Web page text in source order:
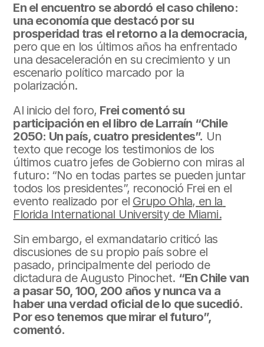
En el encuentro se abordó el caso chileno:
una economía que destacó por su
prosperidad tras el retorno a la democracia,
pero que en los últimos años ha enfrentado
una desaceleración en su crecimiento y un
escenario político marcado por la
polarización.
Al inicio del foro, Frei comentó su
participación en el libro de Larraín “Chile
2050: Un país, cuatro presidentes”. Un
texto que recoge los testimonios de los
últimos cuatro jefes de Gobierno con miras al
futuro: “No en todas partes se pueden juntar
todos los presidentes”, reconoció Frei en el
evento realizado por el Grupo Ohla, en la
Florida International University de Miami.
Sin embargo, el exmandatario criticó las
discusiones de su propio país sobre el
pasado, principalmente del periodo de
dictadura de Augusto Pinochet. “En Chile van
a pasar 50, 100, 200 años y nunca va a
haber una verdad oficial de lo que sucedió.
Por eso tenemos que mirar el futuro”,
comentó.